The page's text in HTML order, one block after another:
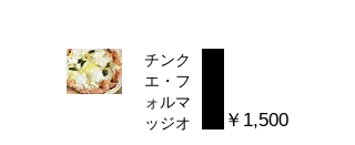
チンク
エ・フ
ォルマ
ッジオ
￥1,500